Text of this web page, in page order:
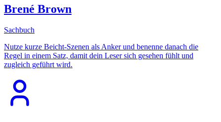
Brené Brown
Sachbuch
Nutze kurze Beicht-Szenen als Anker und benenne danach die
Regel in einem Satz, damit dein Leser sich gesehen fühlt und
zugleich geführt wird.